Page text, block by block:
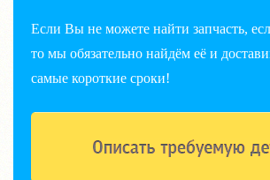
Если Вы не можете найти запчасть,
то мы обязательно найдём её и
самые короткие сроки!